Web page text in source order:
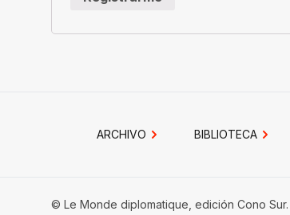
ARCHIVO BIBLIOTECA
© Le Monde diplomatique, edición Cono Sur.